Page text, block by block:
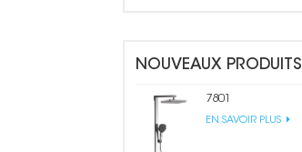
NOUVEAUX PRODUITS
7801
EN SAVOIR PLUS